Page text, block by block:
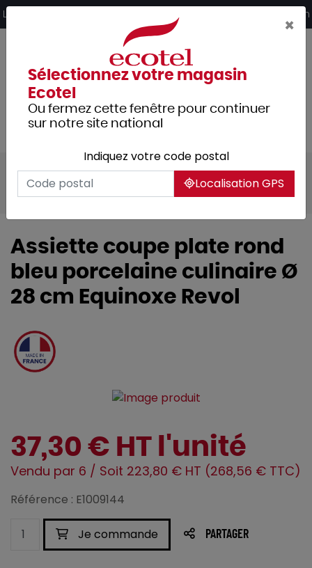
Livraison offerte dès 249€ HT d’achat et retrait 2h en magasin
Tous les produits
Arts de la table
Vaisselle
Assiettes & services
Assiette coupe plate rond
bleu porcelaine culinaire Ø
28 cm Equinoxe Revol
37,30 € HT l'unité
Vendu par 6 / Soit 223,80 € HT (268,56 € TTC)
Référence : E1009144
Je commande PARTAGER
×
Sélectionnez votre magasin
Ecotel
Ou fermez cette fenêtre pour continuer
sur notre site national
Indiquez votre code postal
Localisation GPS
Panneau de gestion des cookies